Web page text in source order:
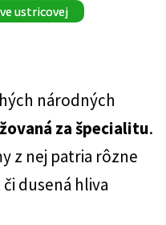
ustricovej
národných
za špecialitu.
z nej patria rôzne
dusená hliva